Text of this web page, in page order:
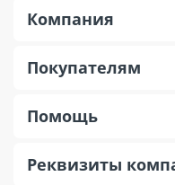
Компания
Покупателям
Помощь
Реквизиты